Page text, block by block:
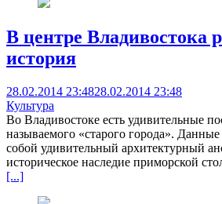
В центре Владивостока
история
28.02.2014 23:4828.02.2014 23:48
Культура
Во Владивостоке есть удивительные
называемого «старого города».
собой удивительный архитектурный
историческое наследие приморской
[...]